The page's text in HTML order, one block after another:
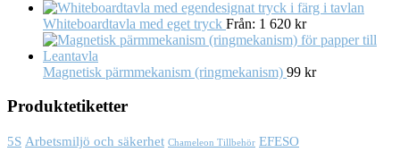
Whiteboardtavla med eget tryck Från: 1 620 kr
Magnetisk pärmmekanism (ringmekanism) 99 kr
Produktetiketter
5S Arbetsmiljö och säkerhet Chameleon Tillbehör EFESO